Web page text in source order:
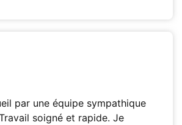
par une équipe sympathique
soigné et rapide. Je